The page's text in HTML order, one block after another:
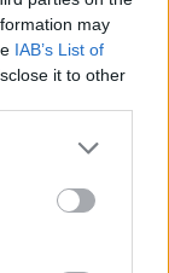
may
IAB’s List of
it to other